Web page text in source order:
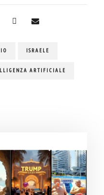
ISRAELE
ARTIFICIALE